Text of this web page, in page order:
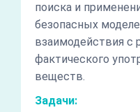
поиска и
безопасных
взаимодействия с
фактического
веществ.
Задачи: